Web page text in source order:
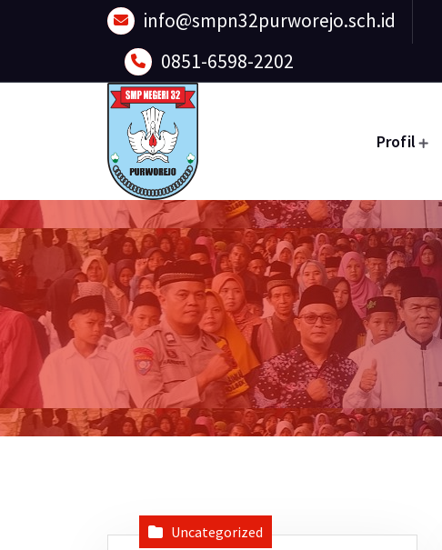
info@smpn32purworejo.sch.id
0851-6598-2202
Sadar Lingkungan dan Berakhlak Mulia
Profil
Uncategorized